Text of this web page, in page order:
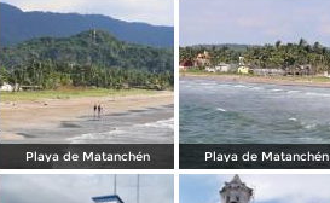
Playa de Matanchén Playa de Matanchén